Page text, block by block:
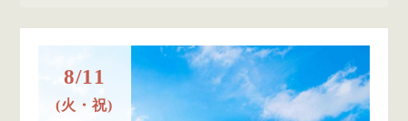
8/11
(火・祝)